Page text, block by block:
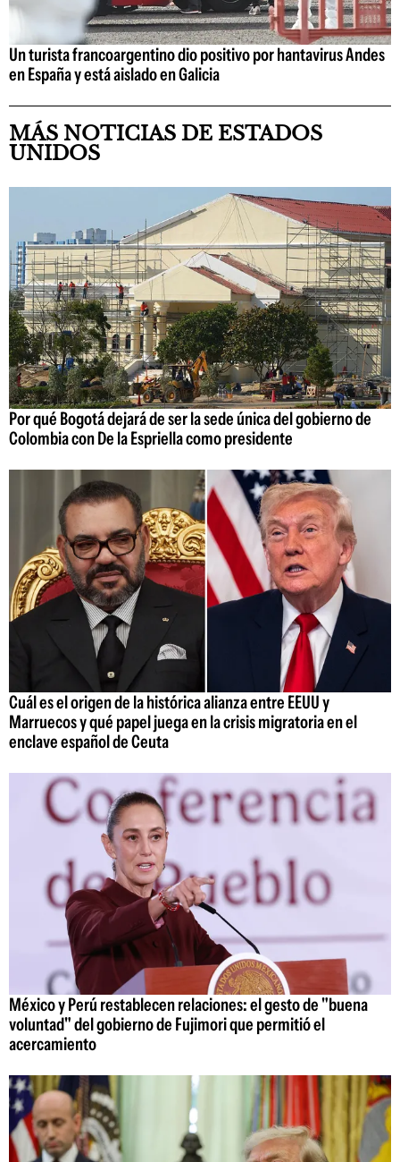
Un turista francoargentino dio positivo por hantavirus Andes
en España y está aislado en Galicia
MÁS NOTICIAS DE ESTADOS
UNIDOS
Por qué Bogotá dejará de ser la sede única del gobierno de
Colombia con De la Espriella como presidente
Cuál es el origen de la histórica alianza entre EEUU y
Marruecos y qué papel juega en la crisis migratoria en el
enclave español de Ceuta
México y Perú restablecen relaciones: el gesto de "buena
voluntad" del gobierno de Fujimori que permitió el
acercamiento